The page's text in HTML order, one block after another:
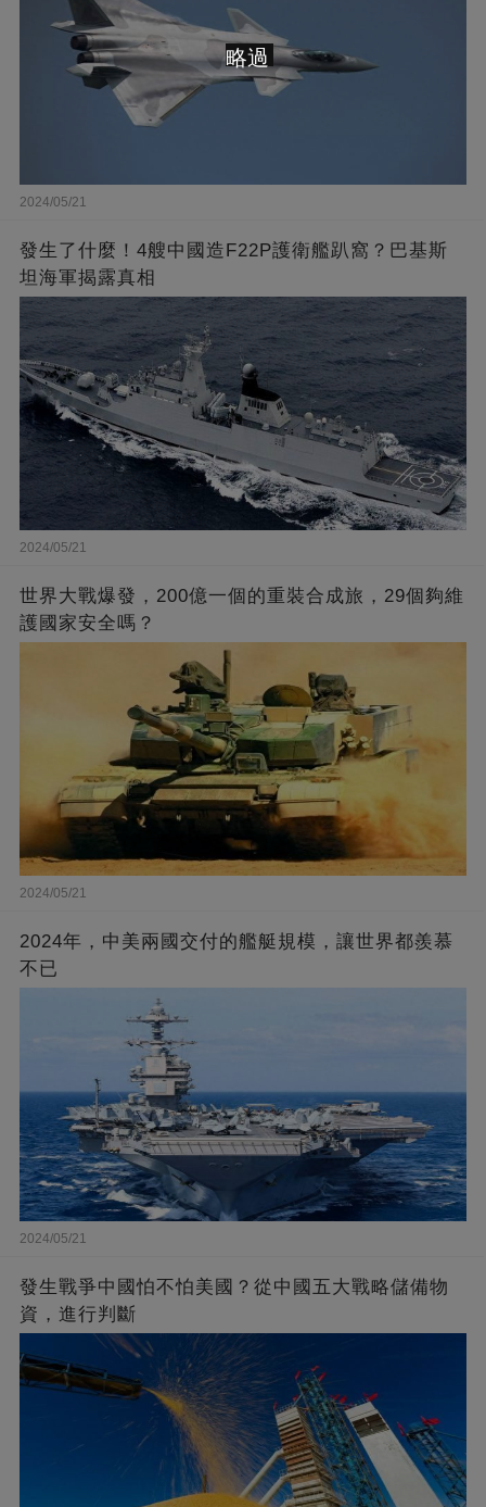
2024/05/21
發生了什麼！4艘中國造F22P護衛艦趴窩？巴基斯
坦海軍揭露真相
2024/05/21
世界大戰爆發，200億一個的重裝合成旅，29個夠維
護國家安全嗎？
2024/05/21
2024年，中美兩國交付的艦艇規模，讓世界都羨慕
不已
2024/05/21
發生戰爭中國怕不怕美國？從中國五大戰略儲備物
資，進行判斷
略過